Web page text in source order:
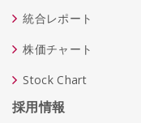
統合レポート
株価チャート
Stock Chart
採用情報